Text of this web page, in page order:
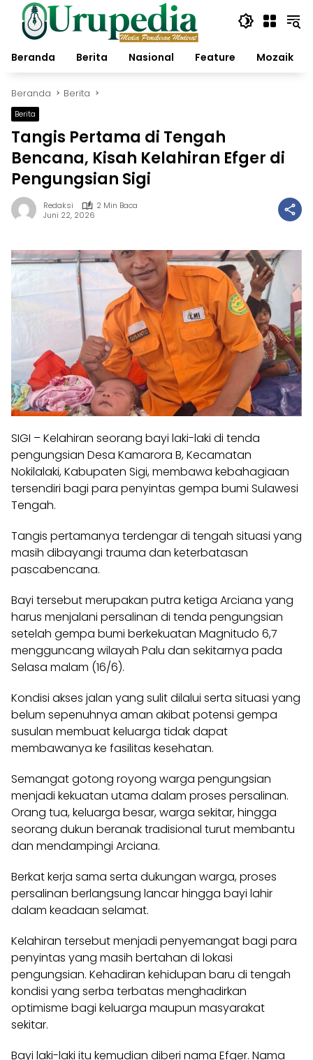
Langsung
konten
Beranda
Berita Nasional Feature Mozaik
Beranda Berita
Berita
Tangis Pertama di Tengah
Bencana, Kisah Kelahiran Efger di
Pengungsian Sigi
Redaksi
2 Min Baca
Juni 22, 2026
SIGI – Kelahiran seorang bayi laki-laki di tenda
pengungsian Desa Kamarora B, Kecamatan
Nokilalaki, Kabupaten Sigi, membawa kebahagiaan
tersendiri bagi para penyintas gempa bumi Sulawesi
Tengah.
Tangis pertamanya terdengar di tengah situasi yang
masih dibayangi trauma dan keterbatasan
pascabencana.
Bayi tersebut merupakan putra ketiga Arciana yang
harus menjalani persalinan di tenda pengungsian
setelah gempa bumi berkekuatan Magnitudo 6,7
mengguncang wilayah Palu dan sekitarnya pada
Selasa malam (16/6).
Kondisi akses jalan yang sulit dilalui serta situasi yang
belum sepenuhnya aman akibat potensi gempa
susulan membuat keluarga tidak dapat
membawanya ke fasilitas kesehatan.
Semangat gotong royong warga pengungsian
menjadi kekuatan utama dalam proses persalinan.
Orang tua, keluarga besar, warga sekitar, hingga
seorang dukun beranak tradisional turut membantu
dan mendampingi Arciana.
Berkat kerja sama serta dukungan warga, proses
persalinan berlangsung lancar hingga bayi lahir
dalam keadaan selamat.
Kelahiran tersebut menjadi penyemangat bagi para
penyintas yang masih bertahan di lokasi
pengungsian. Kehadiran kehidupan baru di tengah
kondisi yang serba terbatas menghadirkan
optimisme bagi keluarga maupun masyarakat
sekitar.
Bayi laki-laki itu kemudian diberi nama Efger. Nama